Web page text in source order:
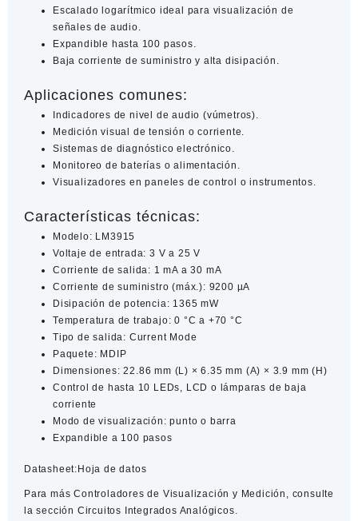
Escalado logarítmico ideal para visualización de
señales de audio.
Expandible hasta 100 pasos.
Baja corriente de suministro y alta disipación.
Aplicaciones comunes:
Indicadores de nivel de audio (vúmetros).
Medición visual de tensión o corriente.
Sistemas de diagnóstico electrónico.
Monitoreo de baterías o alimentación.
Visualizadores en paneles de control o instrumentos.
Características técnicas:
Modelo: LM3915
Voltaje de entrada: 3 V a 25 V
Corriente de salida: 1 mA a 30 mA
Corriente de suministro (máx.): 9200 µA
Disipación de potencia: 1365 mW
Temperatura de trabajo: 0 °C a +70 °C
Tipo de salida: Current Mode
Paquete: MDIP
Dimensiones: 22.86 mm (L) × 6.35 mm (A) × 3.9 mm (H)
Control de hasta 10 LEDs, LCD o lámparas de baja
corriente
Modo de visualización: punto o barra
Expandible a 100 pasos
Datasheet: Hoja de datos
Para másControladores de Visualización y Medición , consulte
la sección Circuitos Integrados Analógicos.